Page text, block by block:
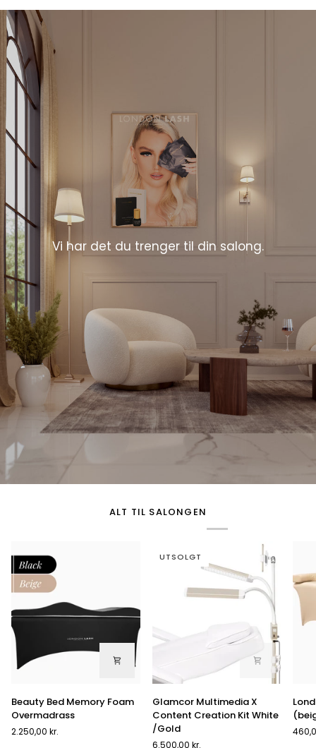
Vi har det du trenger til din salong.
ALT TIL SALONGEN
Beauty
Bed
Memory
Foam
Beauty Bed Memory Foam
Overmadrass
2.250,00 kr.
UTSOLGT
Glamcor
Multimedia
X
Content
Glamcor Multimedia X
Content Creation Kit White
/Gold
6.500,00 kr.
Lash
til